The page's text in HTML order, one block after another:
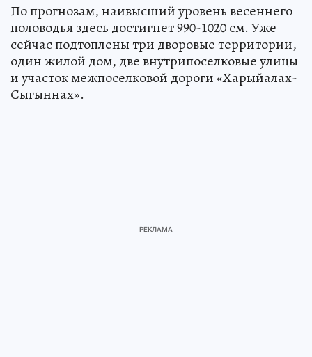
По прогнозам, наивысший уровень весеннего
половодья здесь достигнет 990-1020 см. Уже
сейчас подтоплены три дворовые территории,
один жилой дом, две внутрипоселковые улицы
и участок межпоселковой дороги «Харыйалах-
Сыгыннах».